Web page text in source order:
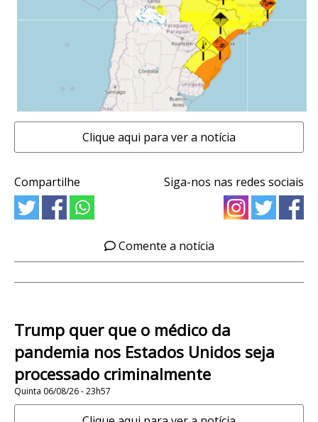
Clique aqui para ver a notícia
Compartilhe Siga-nos nas redes sociais
Comente a notícia
Trump quer que o médico da
pandemia nos Estados Unidos seja
processado criminalmente
Quinta 06/08/26 - 23h57